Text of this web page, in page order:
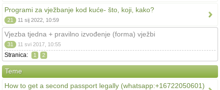
Programi za vježbanje kod kuće- što, koji, kako?
21 11 sij 2022, 10:59
Vjezba tjedna + pravilno izvođenje (forma) vježbi
31 11 svi 2017, 10:55
Stranica: 1 2
Teme
How to get a second passport legally (whatsapp:+16722050601)